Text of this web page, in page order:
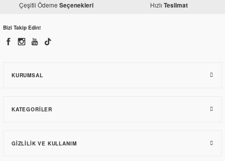
Monero
Bajaj Pulsar 200 NS Siyah El Koruma Rüzgarlığı
450,30 TL
Çeşitli Ödeme Seçenekleri Hızlı Teslimat
Bizi Takip Edin!
KURUMSAL
KATEGORILER
GIZLILIK VE KULLANIM